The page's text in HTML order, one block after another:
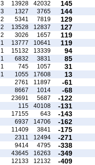
145
42032
13928
3
144
3765
1327
3
129
7819
5341
2
127
12837
13528
2
119
1657
3026
2
119
10641
13777
1
94
13339
15132
1
85
3831
6832
1
31
1057
745
1
13
17608
1055
1
-61
11897
2761
-68
1014
8667
-122
5687
23691
-131
40108
115
-143
643
17155
-162
14706
6937
-175
3841
11409
-271
12494
2311
-338
4795
9414
-349
16263
43645
-409
12132
12133